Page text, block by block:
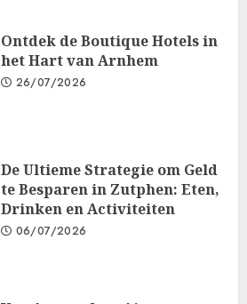
Ontdek de Boutique Hotels in
het Hart van Arnhem
26/07/2026
De Ultieme Strategie om Geld
te Besparen in Zutphen: Eten,
Drinken en Activiteiten
06/07/2026